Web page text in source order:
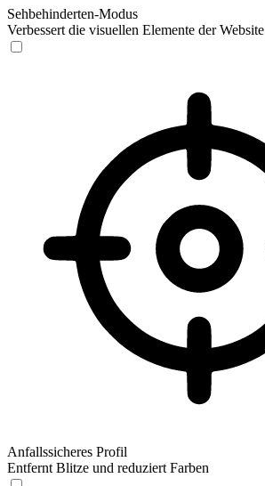
Sehbehinderten-Modus
Verbessert die visuellen Elemente der Website
Anfallssicheres Profil
Entfernt Blitze und reduziert Farben